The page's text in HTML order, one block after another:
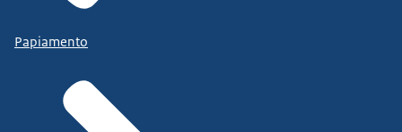
Papiamento